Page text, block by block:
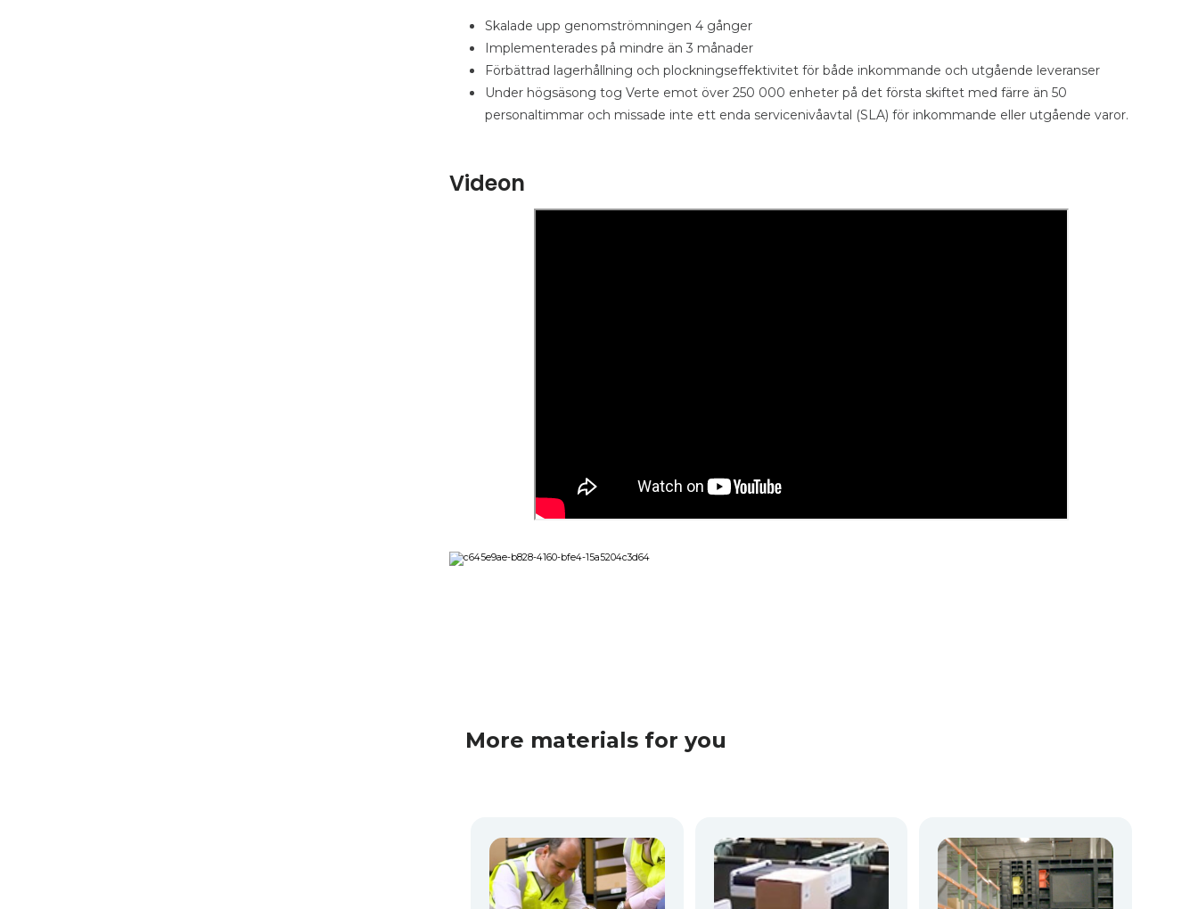
Skalade upp genomströmningen 4 gånger
Implementerades på mindre än 3 månader
Förbättrad lagerhållning och plockningseffektivitet för både inkommande och utgående leveranser
Under högsäsong tog Verte emot över 250 000 enheter på det första skiftet med färre än 50
personaltimmar och missade inte ett enda servicenivåavtal (SLA) för inkommande eller utgående varor.
Videon
More materials for you